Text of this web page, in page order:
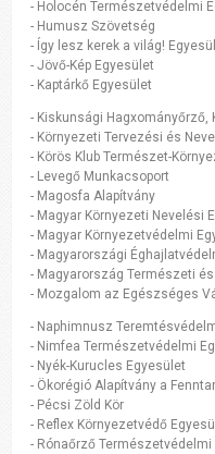
- Holocén Természetvédelmi
- Humusz Szövetség
- Így lesz kerek a világ!
- Jövő-Kép Egyesület
- Kaptárkő Egyesület
- Kiskunsági
- Környezeti Tervezési és
- Körös Klub Természet-
- Levegő Munkacsoport
- Magosfa Alapítvány
- Magyar Környezeti Nevelési
- Magyar Környezetvédelmi
- Magyarországi
- Magyarország Természeti
- Mozgalom az Egészséges
- Naphimnusz
- Nimfea Természetvédelmi
- Nyék-Kurucles Egyesület
- Ökorégió Alapítvány a
- Pécsi Zöld Kör
- Reflex Környezetvédő
- Rónaőrző Természetvédelmi